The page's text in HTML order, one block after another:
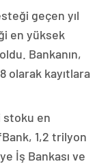
geçen yıl
en yüksek
Bankanın,
olarak kayıtlara
stoku en
1,2 trilyon
İş Bankası ve